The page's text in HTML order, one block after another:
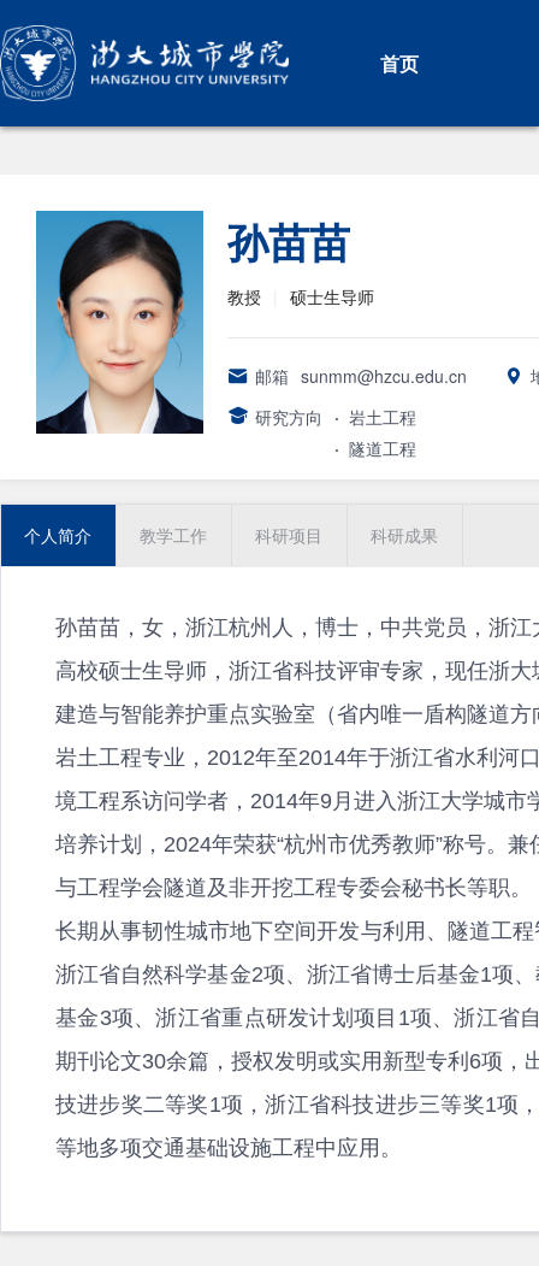
首页
孙苗苗
教授 硕士生导师
邮箱 sunmm@hzcu.edu.cn
研究方向
· 岩土工程
· 隧道工程
个人简介 教学工作 科研项目 科研成果
孙苗苗，女，浙江杭州人，博士，中共党员，浙
高校硕士生导师，浙江省科技评审专家，现任浙
建造与智能养护重点实验室（省内唯一盾构隧道
岩土工程专业，2012年至2014年于浙江省水利河
境工程系访问学者，2014年9月进入浙江大学城市
培养计划，2024年荣获“杭州市优秀教师”称号。
与工程学会隧道及非开挖工程专委会秘书长等职。
长期从事韧性城市地下空间开发与利用、隧道工
浙江省自然科学基金2项、浙江省博士后基金1项
基金3项、浙江省重点研发计划项目1项、浙江省
期刊论文30余篇，授权发明或实用新型专利6项
技进步奖二等奖1项，浙江省科技进步三等奖1项
等地多项交通基础设施工程中应用。